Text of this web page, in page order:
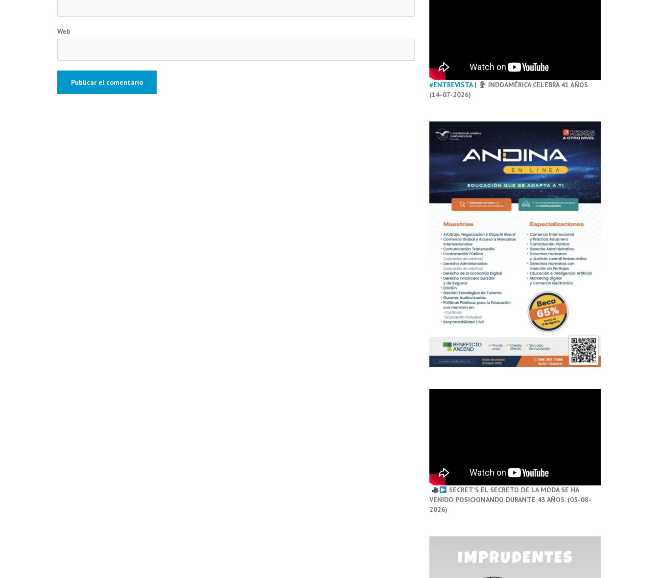
Web
#ENTREVISTA|
INDOAMÉRICA CELEBRA 41 AÑOS.
(14-07-2026)
SECRET’S EL SECRETO DE LA MODA SE HA
VENIDO POSICIONANDO DURANTE 43 AÑOS. (05-08-
2026)